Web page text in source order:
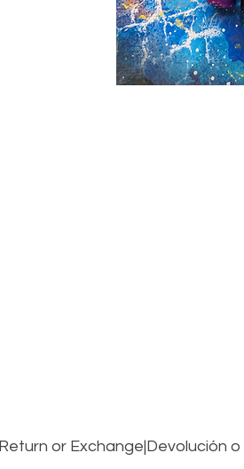
Return or Exchange|Devolución o